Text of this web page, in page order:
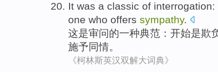
It was a classic of interrogation:
one who offers sympathy.
这是审问的一种典范 ： 开始是欺
施予同情。
《柯林斯英汉双解大词典》